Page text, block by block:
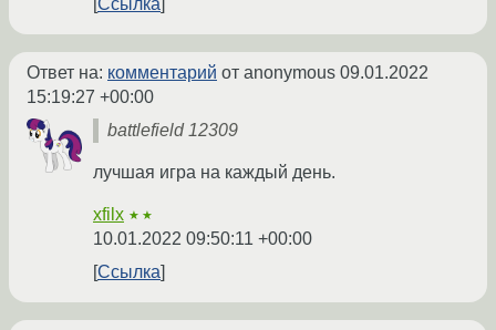
Ссылка
Ответ на: комментарий от anonymous 09.01.2022
15:19:27 +00:00
battlefield 12309
лучшая игра на каждый день.
xfilx ★★
10.01.2022 09:50:11 +00:00
Ссылка